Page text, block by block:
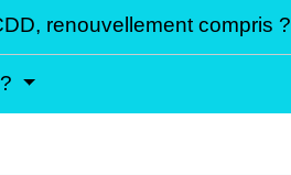
renouvellement compris ?